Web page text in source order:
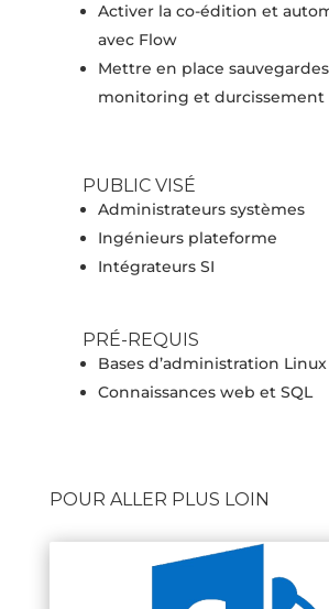
Activer la co-édition et
avec Flow
Mettre en place
monitoring et durcissement
PUBLIC VISÉ
Administrateurs systèmes
Ingénieurs plateforme
Intégrateurs SI
PRÉ-REQUIS
Bases d’administration Linux
Connaissances web et SQL
POUR ALLER PLUS LOIN